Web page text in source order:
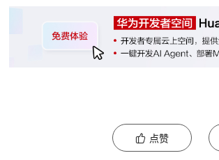
点赞